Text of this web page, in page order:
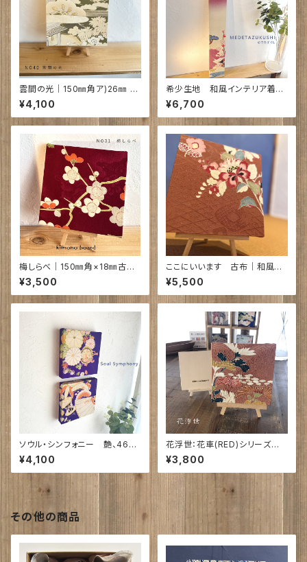
雲間の光｜150㎜角ア)26㎜ 古
布 NO40
¥4,100
希少生地 和風インテリア着物
アート｜めでたづくし ｜720×9
5×18㎜
¥6,700
梅しらべ｜150㎜角×18㎜古布
NO31
¥3,500
ここにいいます 古布｜和風イ
ンテリア size 21cm×21㎝D
３㎝ NO56
¥5,500
ソウル・シンフォニー 艶、46
舞 古布 ｜150㎜角ア)26㎜ N
O45,NO46
¥4,100
花浮世：花車(RED)シリーズ｜
小さな身にキモノボード150角
です
¥3,800
その他の商品